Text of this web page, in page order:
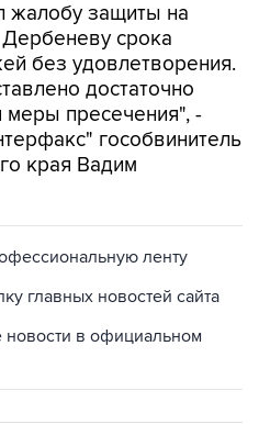
жалобу защиты на
срока
без удовлетворения.
достаточно
меры пресечения", -
гособвинитель
края Вадим
ленту
главных новостей сайта
новости в официальном